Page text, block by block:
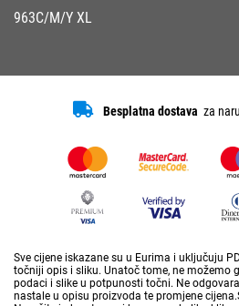
963C/M/Y XL
Besplatna dostava za
Sve cijene iskazane su u Eurima i uključuju
točniji opis i sliku. Unatoč tome, ne možemo
podaci i slike u potpunosti točni. Ne
nastale u opisu proizvoda te promjene